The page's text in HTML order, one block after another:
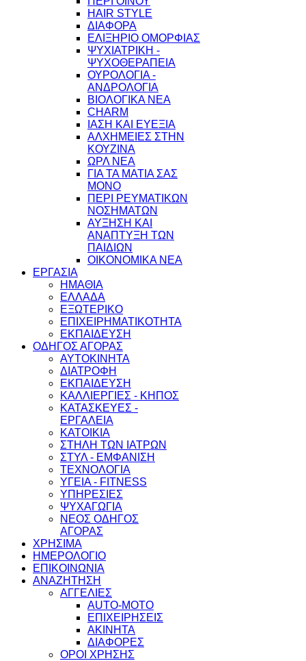
HAIR STYLE
ΔΙΑΦΟΡΑ
ΕΛΙΞΗΡΙΟ ΟΜΟΡΦΙΑΣ
ΨΥΧΙΑΤΡΙΚΗ -
ΨΥΧΟΘΕΡΑΠΕΙΑ
ΟΥΡΟΛΟΓΙΑ -
ΑΝΔΡΟΛΟΓΙΑ
ΒΙΟΛΟΓΙΚΑ ΝΕΑ
CHARM
ΙΑΣΗ ΚΑΙ ΕΥΕΞΙΑ
ΑΛΧΗΜΕΙΕΣ ΣΤΗΝ
ΚΟΥΖΙΝΑ
ΩΡΛ ΝEA
ΓΙΑ ΤΑ ΜΑΤΙΑ ΣΑΣ
ΜΟΝΟ
ΠΕΡΙ ΡΕΥΜΑΤΙΚΩΝ
ΝΟΣΗΜΑΤΩΝ
ΑΥΞΗΣΗ ΚΑΙ
ΑΝΑΠΤΥΞΗ ΤΩΝ
ΠΑΙΔΙΩΝ
ΟΙΚΟΝΟΜΙΚΑ ΝΕΑ
ΕΡΓΑΣΙΑ
ΗΜΑΘΙΑ
ΕΛΛΑΔΑ
ΕΞΩΤΕΡΙΚΟ
ΕΠΙΧΕΙΡΗΜΑΤΙΚΟΤΗΤΑ
ΕΚΠΑΙΔΕΥΣΗ
ΟΔΗΓΟΣ ΑΓΟΡΑΣ
ΑΥΤΟΚΙΝΗΤΑ
ΔΙΑΤΡΟΦΗ
ΕΚΠΑΙΔΕΥΣΗ
ΚΑΛΛΙΕΡΓΙΕΣ - ΚΗΠΟΣ
ΚΑΤΑΣΚΕΥΕΣ -
ΕΡΓΑΛΕΙΑ
ΚΑΤΟΙΚΙΑ
ΣΤΗΛΗ ΤΩΝ ΙΑΤΡΩΝ
ΣΤΥΛ - ΕΜΦΑΝΙΣΗ
ΤΕΧΝΟΛΟΓΙΑ
ΥΓΕΙΑ - FITNESS
ΥΠΗΡΕΣΙΕΣ
ΨΥΧΑΓΩΓΙΑ
ΝΕΟΣ ΟΔΗΓΟΣ
ΑΓΟΡΑΣ
ΧΡΗΣΙΜΑ
ΗΜΕΡΟΛΟΓΙΟ
ΕΠΙΚΟΙΝΩΝΙΑ
ΑΝΑΖΗΤΗΣΗ
ΑΓΓΕΛΙΕΣ
AUTO-MOTO
ΕΠΙΧΕΙΡΗΣΕΙΣ
ΑΚΙΝΗΤΑ
ΔΙΑΦΟΡΕΣ
ΟΡΟΙ ΧΡΗΣΗΣ